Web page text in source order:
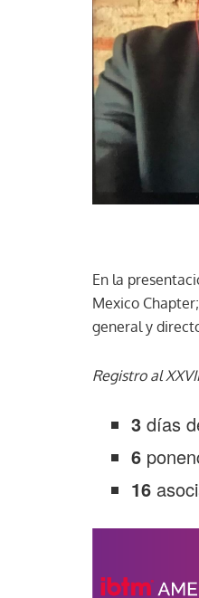
En la
Mexico
general y
Registro al
3días
6
16